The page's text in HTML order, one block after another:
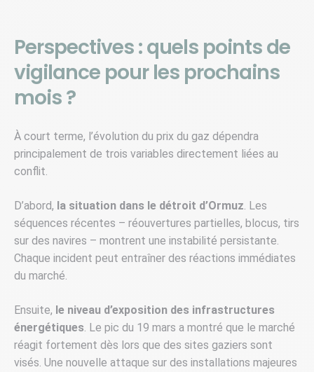
Perspectives : quels points de
vigilance pour les prochains
mois ?
À court terme, l’évolution du prix du gaz dépendra
principalement de trois variables directement liées au
conflit.
D’abord, la situation dans le détroit d’Ormuz . Les
séquences récentes – réouvertures partielles, blocus, tirs
sur des navires – montrent une instabilité persistante.
Chaque incident peut entraîner des réactions immédiates
du marché.
Ensuite, le niveau d’exposition des infrastructures
énergétiques . Le pic du 19 mars a montré que le marché
réagit fortement dès lors que des sites gaziers sont
visés. Une nouvelle attaque sur des installations majeures